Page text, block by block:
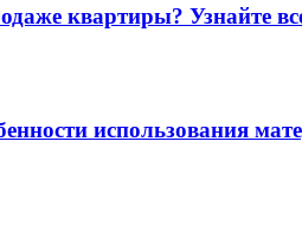
квартиры? Узнайте
использования